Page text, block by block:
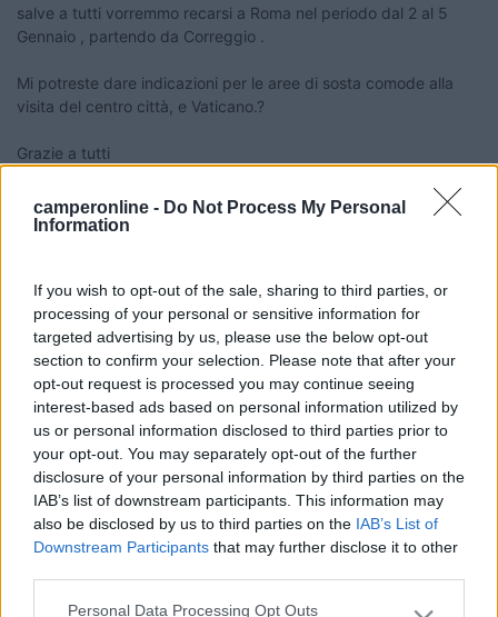
camperonline - Do Not Process My Personal
Information
If you wish to opt-out of the sale, sharing to third parties, or
processing of your personal or sensitive information for
targeted advertising by us, please use the below opt-out
section to confirm your selection. Please note that after your
opt-out request is processed you may continue seeing
interest-based ads based on personal information utilized by
us or personal information disclosed to third parties prior to
your opt-out. You may separately opt-out of the further
disclosure of your personal information by third parties on the
IAB’s list of downstream participants. This information may
also be disclosed by us to third parties on the IAB’s List of
Downstream Participants that may further disclose it to other
Personal Data Processing Opt Outs
salve a tutti vorremmo recarsi a Roma nel periodo dal 2 al 5
Gennaio , partendo da Correggio .
Mi potreste dare indicazioni per le aree di sosta comode alla
visita del centro città, e Vaticano.?
Grazie a tutti
Inserito il20/12/2017 alle:11:23:52
In risposta al messaggio di Knaus rider del20/12/2017alle07:25:28
salve a tutti vorremmo recarsi a Roma nel periodo dal 2 al 5 Gennaio ,
partendo da Correggio . Mi potreste dare indicazioni per le aree di sosta
comode alla visita del centro città, e Vaticano.? Grazie a tutti La vita è in
viaggio, Chi viaggia è in vita
Se pigi il tasto "Cerca" trovi tutte le notizie postate sulla stessa
domanda e le varie indicazioni.
Buoni km e buone feste,galelo.
Doktor55